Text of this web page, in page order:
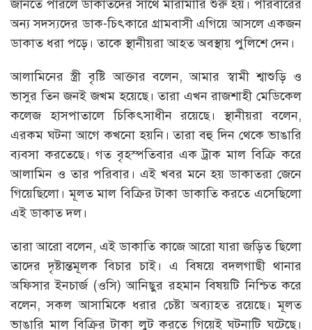
জানতে পারলে ডাকাতদের সাথে মারামারি শুরু হয়। পরিবারের
অন্য সদস্যদের ডাক-চিৎকারে গ্রামবাসী এগিয়ে আসলে একজন
ডাকাত ধরা পড়ে। তাকে স্থানীয়রা আহত অবস্থায় পুলিশে দেন।
আলামিনের স্ত্রী বৃষ্টি আক্তার বলেন, আমার স্বামী শ্বাশুড়ি ও
ভাসুর তিন জনই জখম হয়েছে। তারা এখন রাজশাহী মেডিকেল
কলেজ হাসপাতালে চিকিৎসাধীন রয়েছে। স্থানীয়রা বলেন,
এরকম ঘটনা আগে কখনো হয়নি। তারা বহু দিন থেকে ভাঙারি
ব্যবসা করতেছে। গত বৃহস্পতিবার এক ট্রাক মাল বিক্রি করে
আলামিন ও তার পরিবার। এই খবর মনে হয় ডাকাতরা জেনে
গিয়েছিলো। মূলত মাল বিক্রির টাকা ডাকাতি করতে এসেছিলো
এই ডাকাত দল।
তারা আরো বলেন, এই ডাকাতি কাজে আরো যারা জড়িত ছিলো
তাদের দৃষ্টান্তমূলক বিচার চাই। এ বিষয়ে বদলগাছী থানার
অফিসার ইনচার্জ (ওসি) আনিছুর রহমান বিষয়টি নিশ্চিত করে
বলেন, সকল আসামিকে ধরার চেষ্টা অব্যাহত রয়েছে। মূলত
ভাঙারি মাল বিক্রির টাকা লুট করতে গিয়েই ঘটনাটি ঘটেছে।